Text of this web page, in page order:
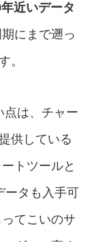
近いデータ
にまで遡っ
。
点は、チャー
供している
トツールと
ータも入手可
てこいのサ